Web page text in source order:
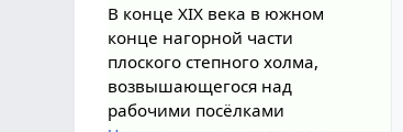
В конце XIX века в южном
конце нагорной части
плоского степного холма,
возвышающегося над
рабочими посёлками